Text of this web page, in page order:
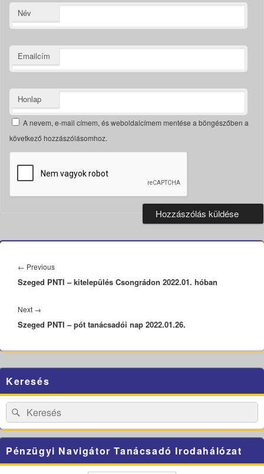
Név
Emailcím
Honlap
A nevem, e-mail címem, és weboldalcímem mentése a böngészőben a
következő hozzászólásomhoz.
navigáció
← PreviousPrevious
post:
Szeged PNTI – kitelepülés Csongrádon 2022.01. hóban
Next →
post:
Szeged PNTI – pót tanácsadói nap 2022.01.26.
Sidebar
Widget
Area
Keresés
Search
for:
Search
Pénzügyi Navigátor Tanácsadó Irodahálózat